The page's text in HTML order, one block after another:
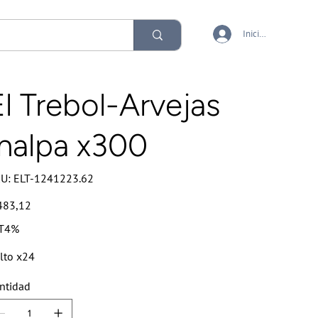
Iniciar sesión
Trebol-Arvejas
x300
SKU
ELT-
ELT-1241223.62
x24